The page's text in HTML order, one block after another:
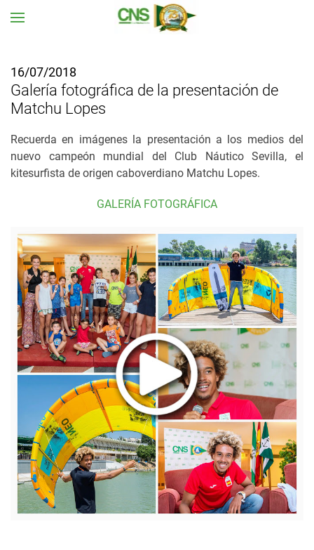
16/07/2018
Galería fotográfica de la presentación de
Matchu Lopes
Recuerda en imágenes la presentación a los medios del
nuevo campeón mundial del Club Náutico Sevilla, el
kitesurfista de origen caboverdiano Matchu Lopes.
GALERÍA FOTOGRÁFICA